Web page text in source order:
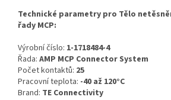
Technické parametry pro Tělo
řady MCP:
Výrobní číslo: 1-1718484-4
Řada: AMP MCP Connector System
Počet kontaktů: 25
Pracovní teplota: -40 až 120°C
Brand: TE Connectivity